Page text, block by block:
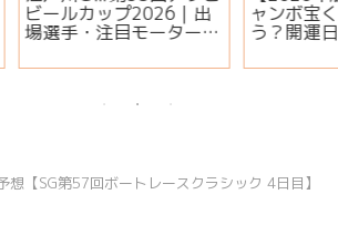
プ2026｜出
目モーター・
ャンボ宝くじはいつ買
う？開運日・買い方・連
説
想【SG第57回ボートレースクラシック 4日目】